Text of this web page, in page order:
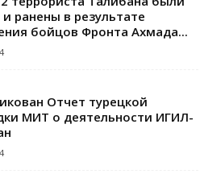
ранены в результате
бойцов Фронта Ахмада...
Отчет турецкой
МИТ о деятельности ИГИЛ-